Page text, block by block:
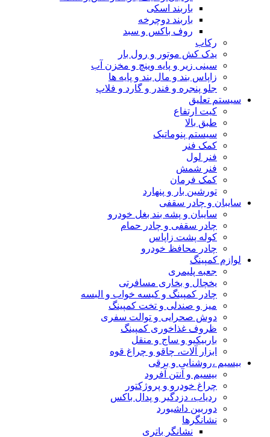
باربند اسکی
باربند دوچرخه
روف باکس و سبد
رکاب
یدک کش موتور و رول بار
سینی زیر و پایه وینچ و مخزن آب
زاپاس بند و مال بند و پایه ها
جلو پنجره و فندر و گارد و فلاپ
سیستم تعلیق
کیت ارتفاع
طبق بالا
سیستم پنوماتیک
کمک فنر
فنر لول
فنر شمش
کمک فرمان
تورشین بار و پنهارد
سایبان و چادر سقفی
سایبان و پشه بند بغل خودرو
چادر سقفی و چادر حمام
کوله پشت زاپاس
چادر محافظ خودرو
لوازم کمپینگ
جعبه پلیمری
یخچال و بخاری مسافرتی
چادر کمپینگ و کیسه خواب و البسه
میز و صندلی و تخت کمپینگ
دوش صحرایی و توالت سفری
ظروف غذاخوری کمپینگ
باربیکیو و ساج و منقل
ابزار آلات، چاقو و چراغ قوه
بیسیم ،روشنایی و برقی
بیسیم و آنتن آفرود
چراغ خودرو و پروژکتور
ردیاب، دزدگیر و پدال باکس
دوربین داشبورد
نشانگرها
نشانگر باتری